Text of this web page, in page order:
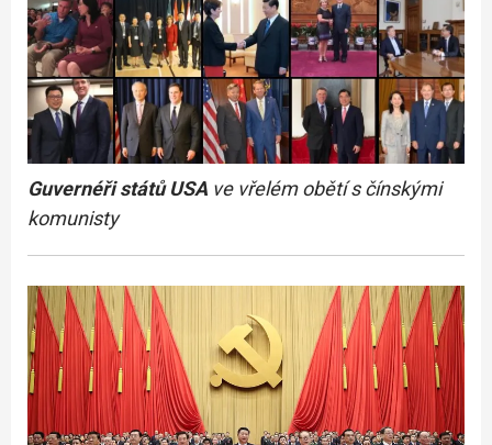
Guvernéři států USA ve vřelém obětí s čínskými
komunisty